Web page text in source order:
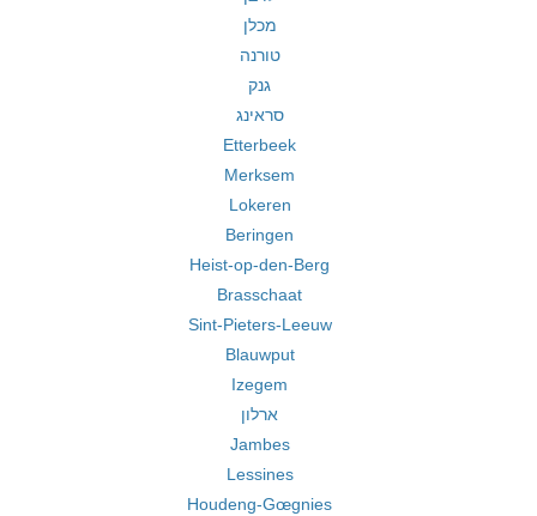
מכלן
טורנה
גנק
סראינג
Etterbeek
Merksem
Lokeren
Beringen
Heist-op-den-Berg
Brasschaat
Sint-Pieters-Leeuw
Blauwput
Izegem
ארלון
Jambes
Lessines
Houdeng-Gœgnies